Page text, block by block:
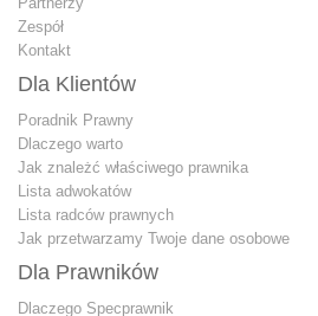
Zespół
Kontakt
Dla Klientów
Poradnik Prawny
Dlaczego warto
Jak znależć właściwego prawnika
Lista adwokatów
Lista radców prawnych
Jak przetwarzamy Twoje dane osobowe
Dla Prawników
Dlaczego Specprawnik